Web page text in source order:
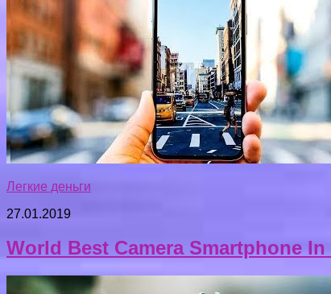
Легкие деньги
27.01.2019
World Best Camera Smartphone